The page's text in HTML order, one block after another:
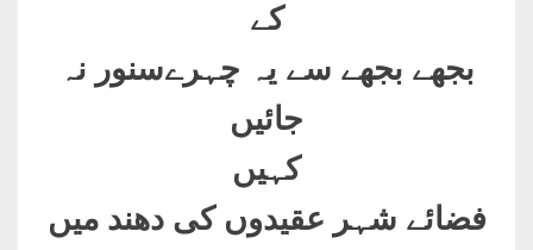
کے
بجھے بجھے سے یہ چہرےسنور نہ
جائیں
کہیں
فضائے شہر عقیدوں کی دھند میں